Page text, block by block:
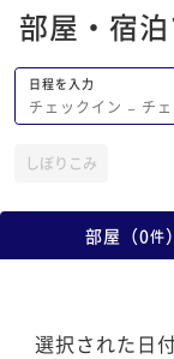
部屋・宿
日程を入力
チェックイン − チ
しぼりこみ
部屋 （0件）
選択された日